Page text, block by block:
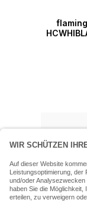
07243
SERVICE-HOTLINE